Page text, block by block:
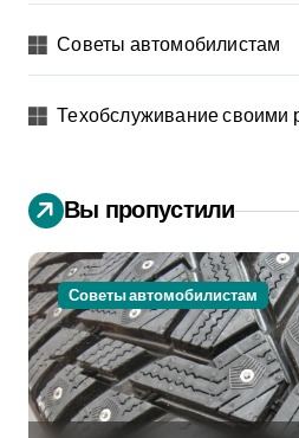
Советы автомобилистам
Техобслуживание своими
Вы пропустили
Советы автомобилистам